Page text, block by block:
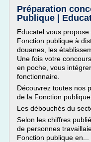
Préparation
Publique |
Educatel vous
Fonction publique à
douanes, les
Une fois votre
en poche, vous
fonctionnaire.
Découvrez toutes nos
de la Fonction
Les débouchés du
Selon les chiffres
de personnes
Fonction publique en...